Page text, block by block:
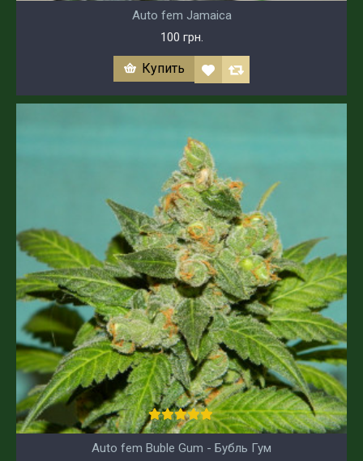
Auto fem Jamaica
100 грн.
Купить
Auto fem Buble Gum - Бубль Гум